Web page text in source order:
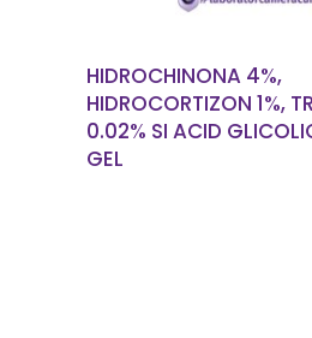
HIDROCHINONA 4%,
HIDROCORTIZON 1%,
0.02% SI ACID
GEL